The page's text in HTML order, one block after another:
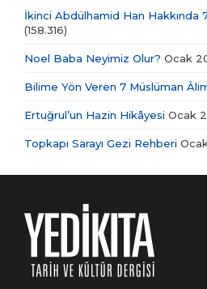
İkinci Abdülhamid Han Hakkında
(158.316)
Noel Baba Neyimiz Olur? Ocak
Bilime Yön Veren 7 Müslüman
Ertuğrul’un Hazin Hikâyesi Ocak
Topkapı Sarayı Gezi Rehberi